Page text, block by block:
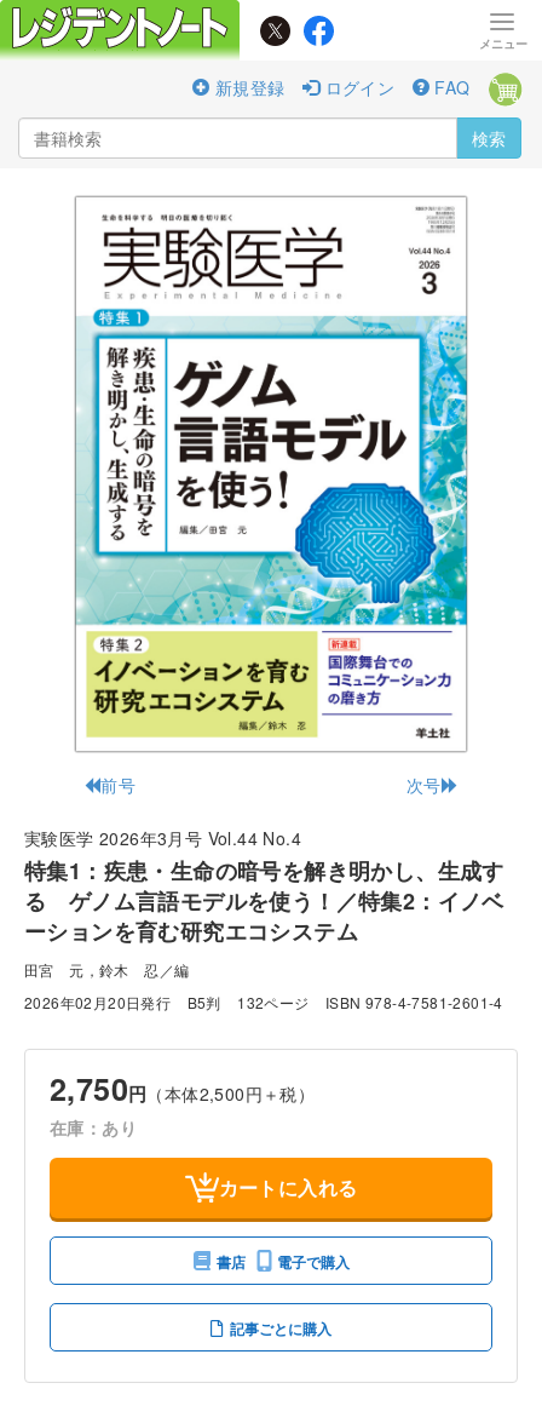
新規登録 ログイン FAQ
検索
前号 次号
実験医学 2026年3月号 Vol.44 No.4
特集1：疾患・生命の暗号を解き明かし、生成す
る ゲノム言語モデルを使う！／特集2：イノベ
ーションを育む研究エコシステム
田宮 元，鈴木 忍／編
2026年02月20日発行
B5判 132ページ ISBN 978-4-7581-2601-4
2,750円 （本体2,500円＋税）
在庫：あり
カートに入れる
書店 電子で購入
記事ごとに購入